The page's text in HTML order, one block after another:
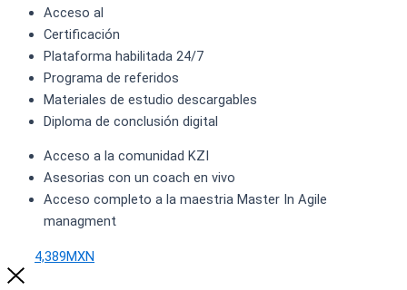
Acceso al
Certificación
Plataforma habilitada 24/7
Programa de referidos
Materiales de estudio descargables
Diploma de conclusión digital
Acceso a la comunidad KZI
Asesorias con un coach en vivo
Acceso completo a la maestria Master In Agile
managment
4,389MXN